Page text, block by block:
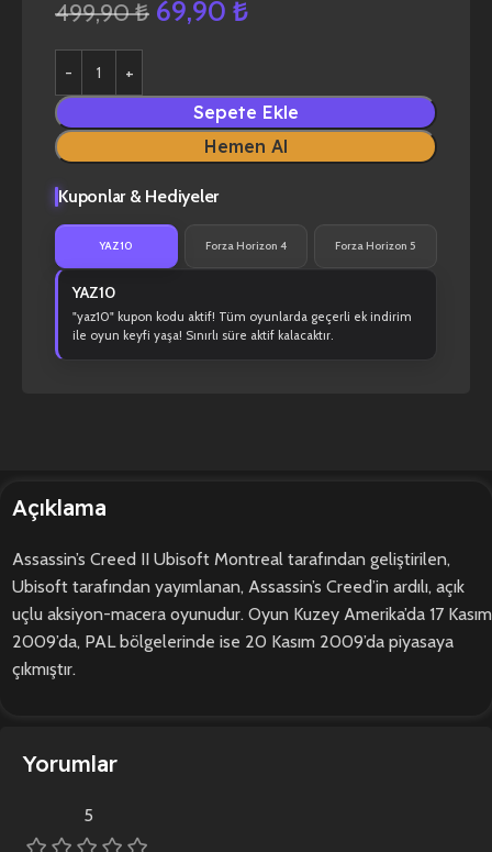
499,90₺ 69,90 ₺
Sepete Ekle
Hemen Al
Kuponlar & Hediyeler
YAZ10 Forza Horizon 4 Forza Horizon 5
YAZ10
"yaz10" kupon kodu aktif! Tüm oyunlarda geçerli ek indirim
ile oyun keyfi yaşa! Sınırlı süre aktif kalacaktır.
Açıklama
Assassin’s Creed II Ubisoft Montreal tarafından geliştirilen,
Ubisoft tarafından yayımlanan, Assassin’s Creed’in ardılı, açık
uçlu aksiyon-macera oyunudur. Oyun Kuzey Amerika’da 17 Kasım
2009’da, PAL bölgelerinde ise 20 Kasım 2009’da piyasaya
çıkmıştır.
Yorumlar
5